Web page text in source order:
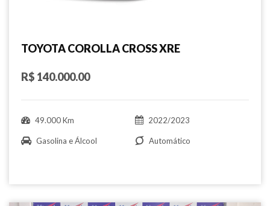
TOYOTA COROLLA CROSS XRE
R$ 140.000.00
49.000 Km 2022/2023
Gasolina e Álcool Automático